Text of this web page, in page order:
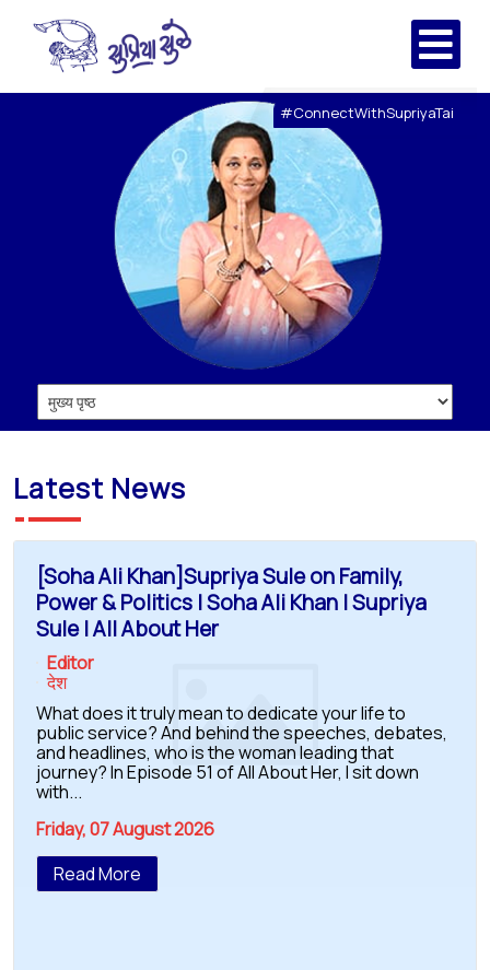
#ConnectWithSupriyaTai
Latest News
[Soha Ali Khan]Supriya Sule on Family,
Power & Politics | Soha Ali Khan | Supriya
Sule | All About Her
Editor
देश
What does it truly mean to dedicate your life to
public service? And behind the speeches, debates,
and headlines, who is the woman leading that
journey? In Episode 51 of All About Her, I sit down
with...
Friday, 07 August 2026
Read More